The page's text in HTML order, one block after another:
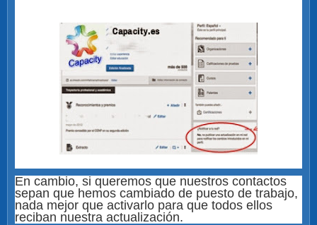
En cambio, si queremos que nuestros contactos
sepan que hemos cambiado de puesto de trabajo,
nada mejor que activarlo para que todos ellos
reciban nuestra actualización.